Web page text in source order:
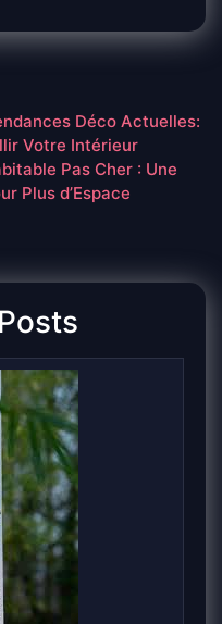
Déco Actuelles:
Votre Intérieur
Pas Cher : Une
Plus d’Espace